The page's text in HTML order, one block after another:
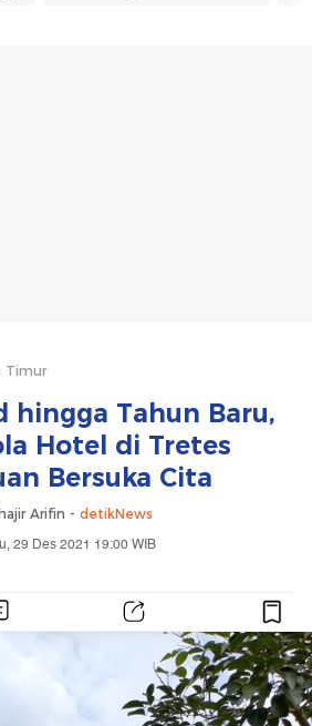
Timur
hingga Tahun Baru,
Hotel di Tretes
Bersuka Cita
Arifin - detikNews
29 Des 2021 19:00 WIB